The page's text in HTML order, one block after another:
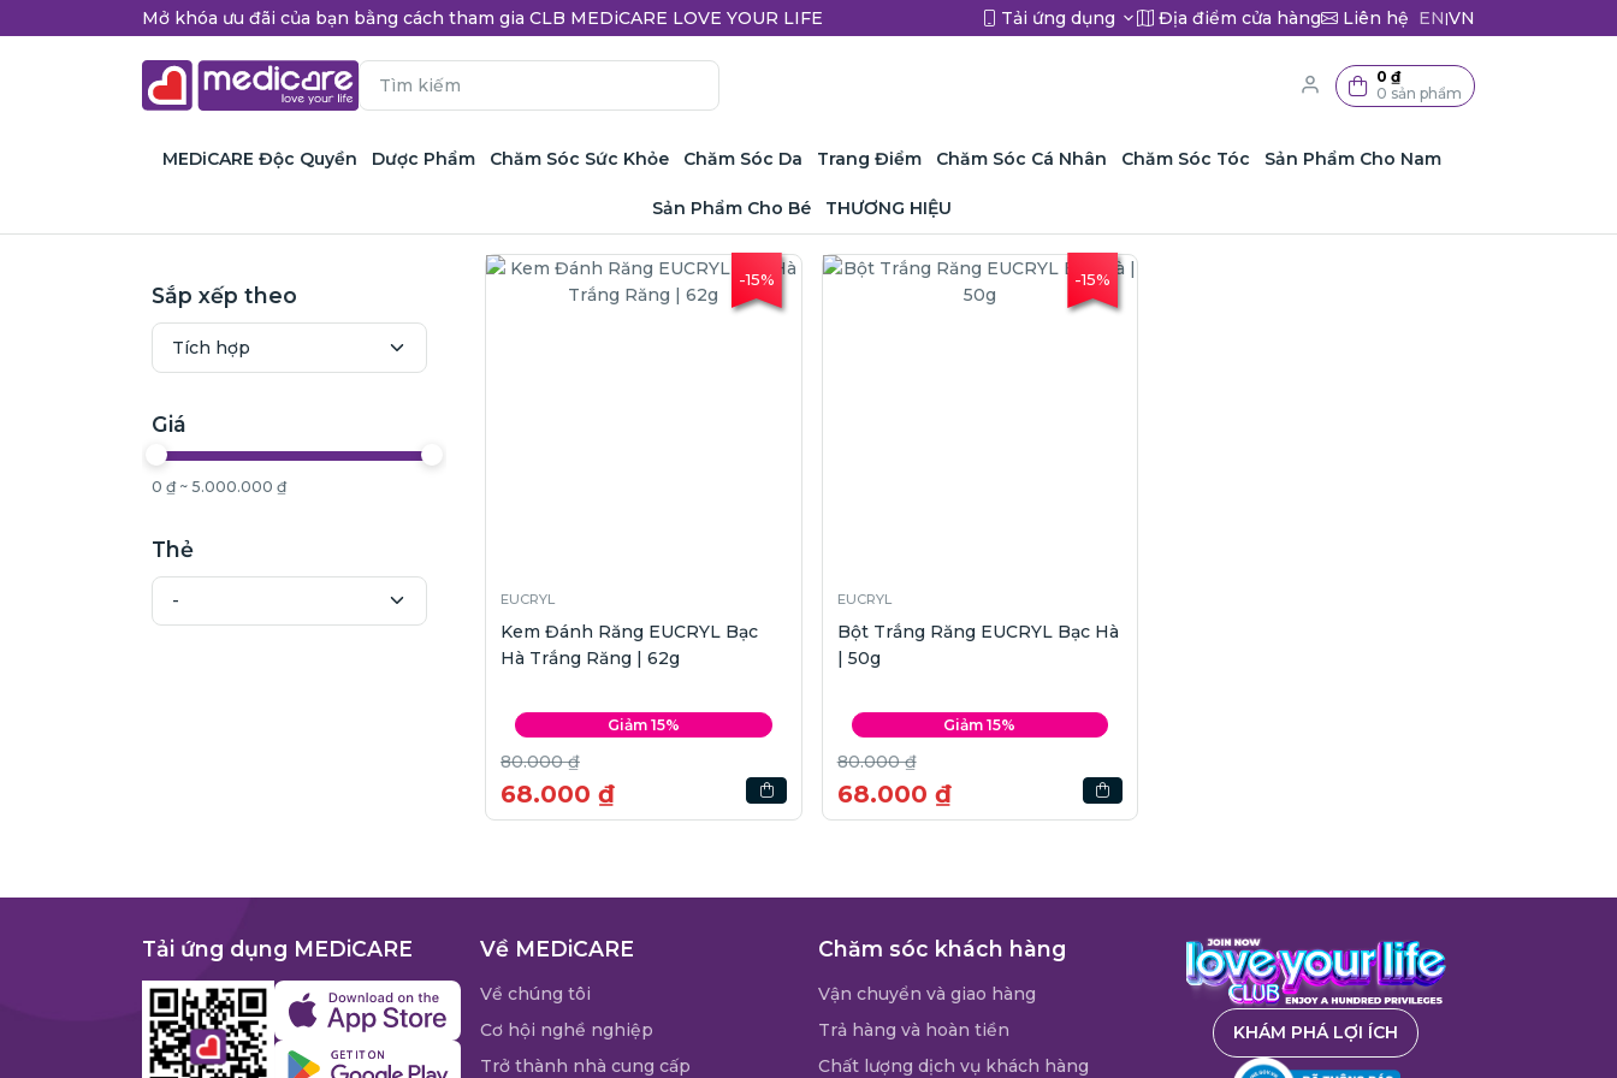
Mở khóa ưu đãi của bạn bằng cách tham gia CLB MEDiCARE LOVE YOUR LIFE Tải ứng dụng Địa điểm cửa hàng Liên hệ EN|VN
0 ₫
0 sản phẩm
MEDiCARE Độc Quyền Dược Phẩm Chăm Sóc Sức Khỏe Chăm Sóc Da Trang Điểm Chăm Sóc Cá Nhân Chăm Sóc Tóc Sản Phẩm Cho Nam
Sản Phẩm Cho Bé THƯƠNG HIỆU
Sắp xếp theo
Giá
0 ₫ ~ 5.000.000 ₫
Thẻ
-15%
EUCRYL
Kem Đánh Răng EUCRYL Bạc
Hà Trắng Răng | 62g
Giảm 15%
80.000 ₫
68.000 ₫
-15%
EUCRYL
Bột Trắng Răng EUCRYL Bạc Hà
| 50g
Giảm 15%
80.000 ₫
68.000 ₫
Tải ứng dụng MEDiCARE Về MEDiCARE
Về chúng tôi
Cơ hội nghề nghiệp
Trở thành nhà cung cấp
Chăm sóc khách hàng
Vận chuyển và giao hàng
Trả hàng và hoàn tiền
Chất lượng dịch vụ khách hàng
KHÁM PHÁ LỢI ÍCH